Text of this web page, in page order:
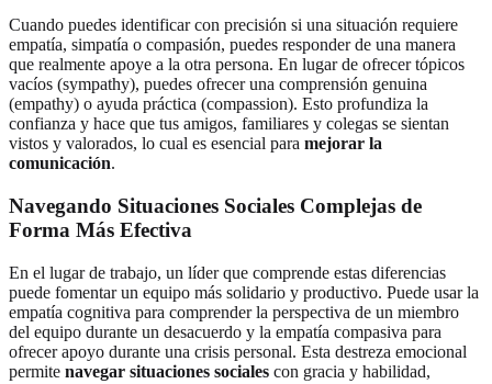
Cuando puedes identificar con precisión si una situación requiere
empatía, simpatía o compasión, puedes responder de una manera
que realmente apoye a la otra persona. En lugar de ofrecer tópicos
vacíos (sympathy), puedes ofrecer una comprensión genuina
(empathy) o ayuda práctica (compassion). Esto profundiza la
confianza y hace que tus amigos, familiares y colegas se sientan
vistos y valorados, lo cual es esencial para mejorar la
comunicación.
Navegando Situaciones Sociales Complejas de
Forma Más Efectiva
En el lugar de trabajo, un líder que comprende estas diferencias
puede fomentar un equipo más solidario y productivo. Puede usar la
empatía cognitiva para comprender la perspectiva de un miembro
del equipo durante un desacuerdo y la empatía compasiva para
ofrecer apoyo durante una crisis personal. Esta destreza emocional
permite navegar situaciones sociales con gracia y habilidad,